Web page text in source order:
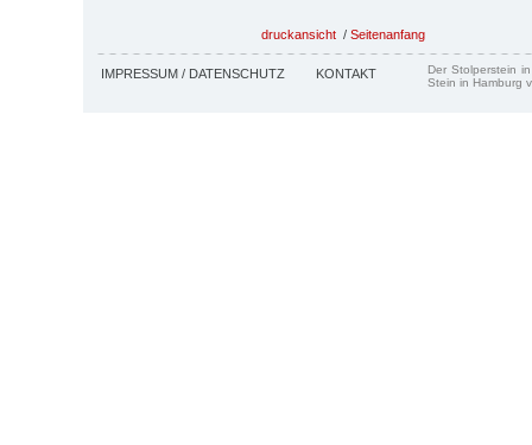
druckansicht / Seitenanfang
IMPRESSUM / DATENSCHUTZ KONTAKT
Der Stolperstein
Stein in Hamburg